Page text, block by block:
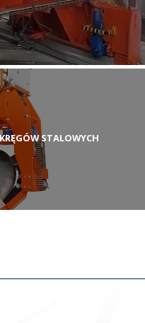
STALOWYCH